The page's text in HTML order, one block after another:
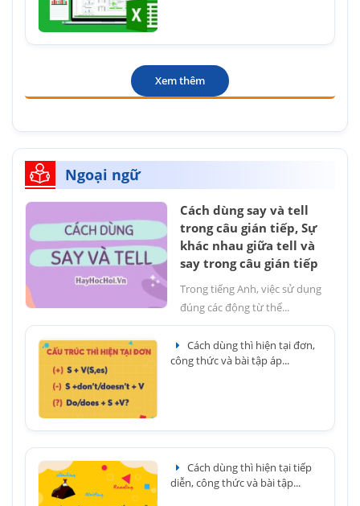
Xem thêm
Ngoại ngữ
Cách dùng say và tell
trong câu gián tiếp, Sự
khác nhau giữa tell và
say trong câu gián tiếp
Trong tiếng Anh, việc sử dụng
đúng các động từ thể...
Cách dùng thì hiện tại đơn,
công thức và bài tập áp...
Cách dùng thì hiện tại tiếp
diễn, công thức và bài tập...